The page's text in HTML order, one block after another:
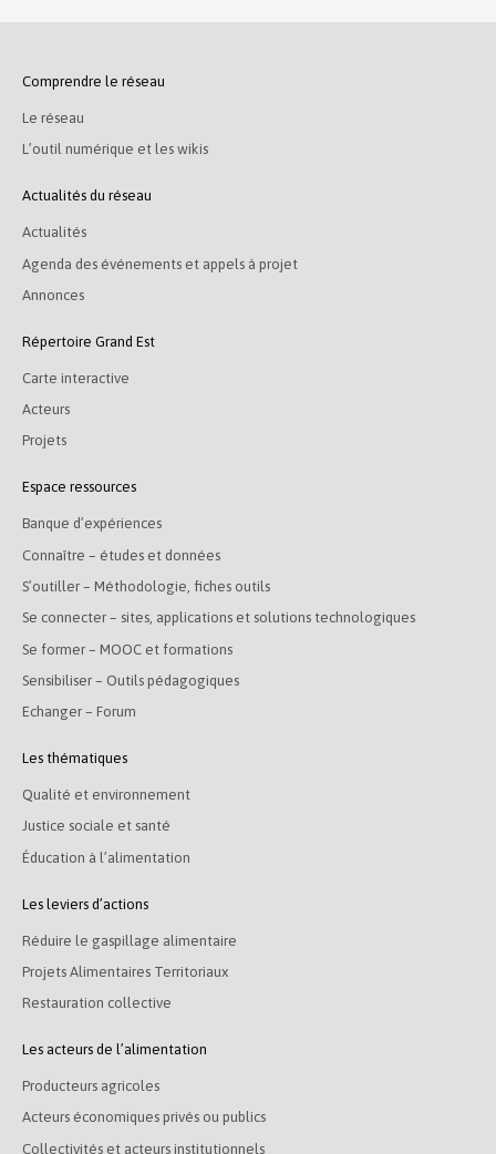
Comprendre le réseau
Le réseau
L’outil numérique et les wikis
Actualités du réseau
Actualités
Agenda des événements et appels à projet
Annonces
Répertoire Grand Est
Carte interactive
Acteurs
Projets
Espace ressources
Banque d’expériences
Connaître – études et données
S’outiller – Méthodologie, fiches outils
Se connecter – sites, applications et solutions technologiques
Se former – MOOC et formations
Sensibiliser – Outils pédagogiques
Echanger – Forum
Les thématiques
Qualité et environnement
Justice sociale et santé
Éducation à l’alimentation
Les leviers d’actions
Réduire le gaspillage alimentaire
Projets Alimentaires Territoriaux
Restauration collective
Les acteurs de l’alimentation
Producteurs agricoles
Acteurs économiques privés ou publics
Collectivités et acteurs institutionnels